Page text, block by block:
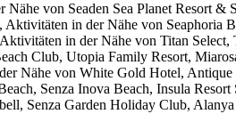
von Seaden Sea Planet Resort
in der Nähe von Seaphoria
in der Nähe von Titan
Club, Utopia Family Resort,
Nähe von White Gold Hotel,
Senza Inova Beach, Insula
Senza Garden Holiday Club,